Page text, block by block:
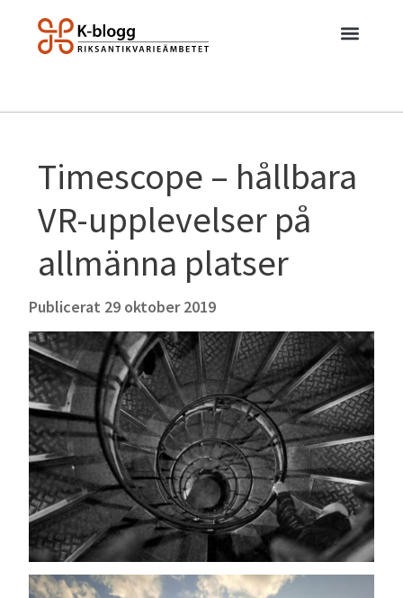
Timescope – hållbara
VR-upplevelser på
allmänna platser
Publicerat 29 oktober 2019